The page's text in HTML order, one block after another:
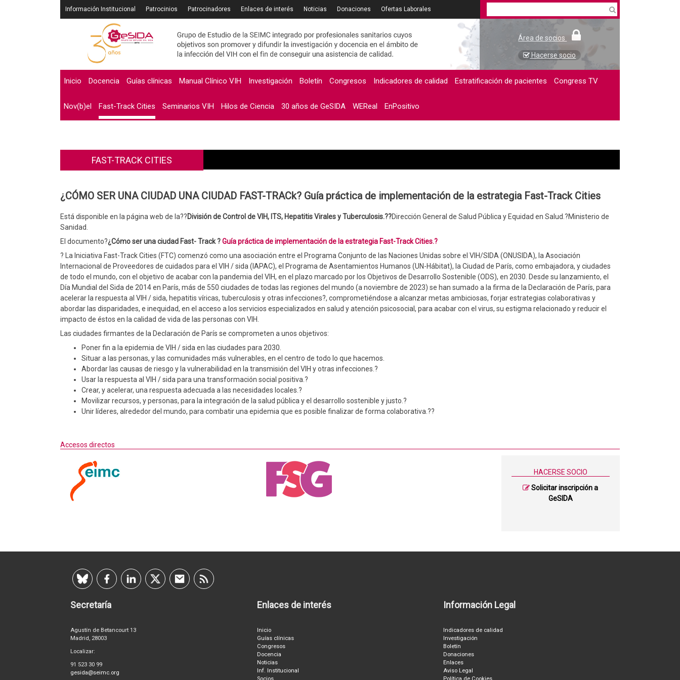
Información Institucional Patrocinios Patrocinadores Enlaces de interés Noticias Donaciones Ofertas Laborales
Área de socios
Hacerse socio
Inicio Docencia Guías clínicas Manual Clínico VIH Investigación Boletín Congresos Indicadores de calidad Estratificación de pacientes Congress TV
Nov(b)el Fast-Track Cities Seminarios VIH Hilos de Ciencia 30 años de GeSIDA WEReal EnPositivo
FAST-TRACK CITIES
¿CÓMO SER UNA CIUDAD UNA CIUDAD FAST-TRACk? Guía práctica de implementación de la estrategia Fast-Track Cities
Está disponible en la página web de la??División de Control de VIH, ITS, Hepatitis Virales y Tuberculosis.??Dirección General de Salud Pública y Equidad en Salud.?Ministerio de
Sanidad.
El documento?¿Cómo ser una ciudad Fast- Track ?Guía práctica de implementación de la estrategia Fast-Track Cities.?
? La Iniciativa Fast-Track Cities (FTC) comenzó como una asociación entre el Programa Conjunto de las Naciones Unidas sobre el VIH/SIDA (ONUSIDA), la Asociación
Internacional de Proveedores de cuidados para el VIH / sida (IAPAC), el Programa de Asentamientos Humanos (UN-Hábitat), la Ciudad de París, como embajadora, y ciudades
de todo el mundo, con el objetivo de acabar con la pandemia del VIH, en el plazo marcado por los Objetivos de Desarrollo Sostenible (ODS), en 2030. Desde su lanzamiento, el
Día Mundial del Sida de 2014 en París, más de 550 ciudades de todas las regiones del mundo (a noviembre de 2023) se han sumado a la firma de la Declaración de París, para
acelerar la respuesta al VIH / sida, hepatitis víricas, tuberculosis y otras infecciones?, comprometiéndose a alcanzar metas ambiciosas, forjar estrategias colaborativas y
abordar las disparidades, e inequidad, en el acceso a los servicios especializados en salud y atención psicosocial, para acabar con el virus, su estigma relacionado y reducir el
impacto de éstos en la calidad de vida de las personas con VIH.
Las ciudades firmantes de la Declaración de París se comprometen a unos objetivos:
Poner fin a la epidemia de VIH / sida en las ciudades para 2030.
Situar a las personas, y las comunidades más vulnerables, en el centro de todo lo que hacemos.
Abordar las causas de riesgo y la vulnerabilidad en la transmisión del VIH y otras infecciones.?
Usar la respuesta al VIH / sida para una transformación social positiva.?
Crear, y acelerar, una respuesta adecuada a las necesidades locales.?
Movilizar recursos, y personas, para la integración de la salud pública y el desarrollo sostenible y justo.?
Unir líderes, alrededor del mundo, para combatir una epidemia que es posible finalizar de forma colaborativa.??
Accesos directos
HACERSE SOCIO
Solicitar inscripción a
GeSIDA
Secretaría
Agustín de Betancourt 13
Madrid, 28003
Localizar:
91 523 30 99
gesida@seimc.org
Enlaces de interés
Inicio
Guías clínicas
Congresos
Docencia
Noticias
Inf. Institucional
Socios
Información Legal
Indicadores de calidad
Investigación
Boletín
Donaciones
Enlaces
Aviso Legal
Política de Cookies